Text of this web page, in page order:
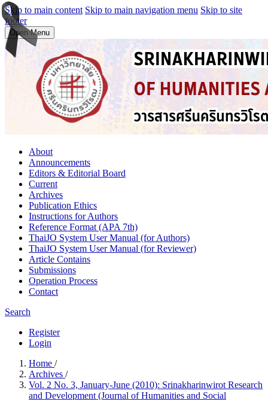
Skip to main content Skip to main navigation menu Skip to site
footer
Open Menu
About
Announcements
Editors & Editorial Board
Current
Archives
Publication Ethics
Instructions for Authors
Reference Format (APA 7th)
ThaiJO System User Manual (for Authors)
ThaiJO System User Manual (for Reviewer)
Article Contains
Submissions
Operation Process
Contact
Search
Register
Login
Home /
Archives /
Vol. 2 No. 3, January-June (2010): Srinakharinwirot Research
and Development (Journal of Humanities and Social